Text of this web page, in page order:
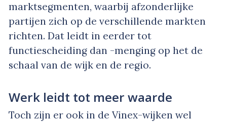
marktsegmenten, waarbij afzonderlijke
partijen zich op de verschillende markten
richten. Dat leidt in eerder tot
functiescheiding dan -menging op het de
schaal van de wijk en de regio.
Werk leidt tot meer waarde
Toch zijn er ook in de Vinex-wijken wel